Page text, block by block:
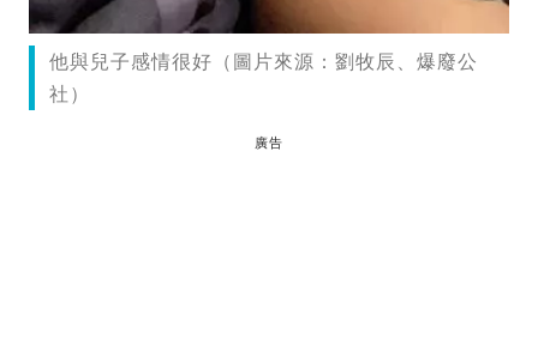
他與兒子感情很好（圖片來源：劉牧辰、爆廢公
社）
廣告